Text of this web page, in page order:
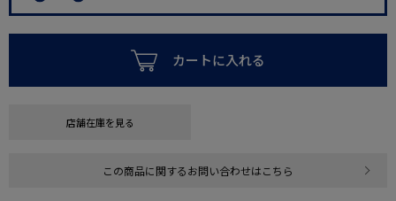
カートに入れる
店舗在庫を見る
この商品に関するお問い合わせはこちら